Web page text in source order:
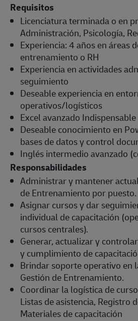
Requisitos
Licenciatura terminada o en
Administración, Psicología,
Experiencia: 4 años en áreas
entrenamiento o RH
Experiencia en actividades
seguimiento
Deseable experiencia en
operativos/logísticos
Excel avanzado Indispensable
Deseable conocimiento en
bases de datos y control
Inglés intermedio avanzado
Responsabilidades
Administrar y mantener
de Entrenamiento por puesto.
Asignar cursos y dar
individual de capacitación
cursos centrales).
Generar, actualizar y
y cumplimiento de
Brindar soporte operativo en
Gestión de Entrenamiento.
Coordinar la logística de
Listas de asistencia, Registro
Materiales de capacitación